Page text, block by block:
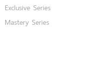
Exclusive Series
Mastery Series